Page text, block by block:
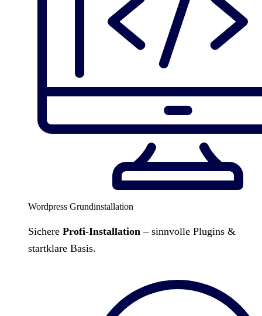
Wordpress Grundinstallation
Sichere Profi-Installation – sinnvolle Plugins &
startklare Basis.